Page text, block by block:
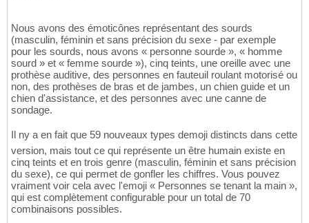
Nous avons des émoticônes représentant des sourds
(masculin, féminin et sans précision du sexe - par exemple
pour les sourds, nous avons « personne sourde », « homme
sourd » et « femme sourde »), cinq teints, une oreille avec une
prothèse auditive, des personnes en fauteuil roulant motorisé ou
non, des prothèses de bras et de jambes, un chien guide et un
chien d'assistance, et des personnes avec une canne de
sondage.
Il ny a en fait que 59 nouveaux types demoji distincts dans cette
version, mais tout ce qui représente un être humain existe en
cinq teints et en trois genre (masculin, féminin et sans précision
du sexe), ce qui permet de gonfler les chiffres. Vous pouvez
vraiment voir cela avec l'emoji « Personnes se tenant la main »,
qui est complètement configurable pour un total de 70
combinaisons possibles.